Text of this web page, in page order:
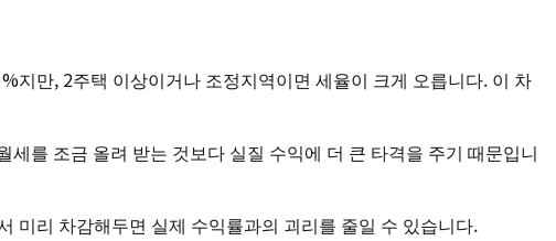
지만, 2주택 이상이거나 조정지역이면 세율이 크게 오릅니다. 이 차
를 조금 올려 받는 것보다 실질 수익에 더 큰 타격을 주기 때문입니
미리 차감해두면 실제 수익률과의 괴리를 줄일 수 있습니다.